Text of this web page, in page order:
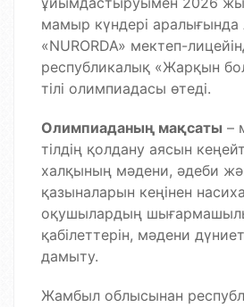
мамыр күндері аралығында
«NURORDA» мектеп-
республикалық «Жарқын
тілі олимпиадасы өтеді.
Олимпиаданың мақсаты –
тілдің қолдану аясын
халқының мәдени, әдеби
қазыналарын кеңінен
оқушылардың
қабілеттерін, мәдени
дамыту.
Жамбыл облысынан